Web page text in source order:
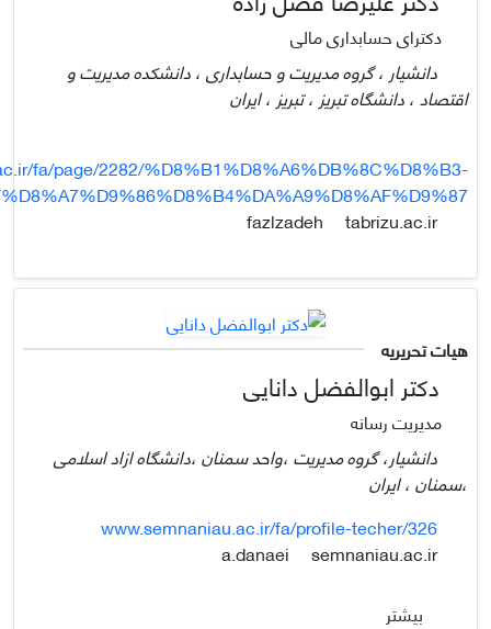
دکترای حسابداری مالی
دانشیار ، گروه مدیریت و حسابداری ، دانشکده مدیریت و
اقتصاد ، دانشگاه تبریز ، تبریز ، ایران
fa/page/2282/%D8%B1%D8%A6%DB%8C%D8%B3-
fazlzadeh
tabrizu.ac.ir
هیات تحریریه
دکتر ابوالفضل دانایی
مدیریت رسانه
دانشیار، گروه مدیریت ،واحد سمنان ،دانشگاه ازاد اسلامی
،سمنان ، ایران
www.semnaniau.ac.ir/fa/profile-techer/326
a.danaei
semnaniau.ac.ir
بیشتر